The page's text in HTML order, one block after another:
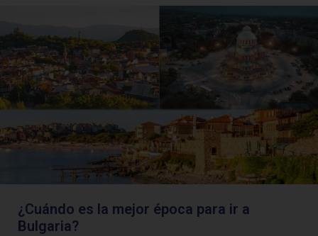
¿Cuándo es la mejor época para ir a
Bulgaria?